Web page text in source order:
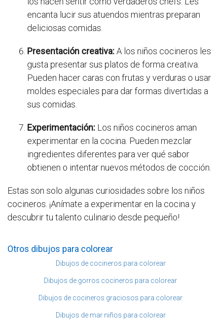
encanta lucir sus atuendos mientras preparan
deliciosas comidas.
Presentación creativa:A los niños cocineros les
gusta presentar sus platos de forma creativa.
Pueden hacer caras con frutas y verduras o usar
moldes especiales para dar formas divertidas a
sus comidas.
Experimentación: Los niños cocineros aman
experimentar en la cocina. Pueden mezclar
ingredientes diferentes para ver qué sabor
obtienen o intentar nuevos métodos de cocción.
Estas son solo algunas curiosidades sobre los niños
cocineros. ¡Anímate a experimentar en la cocina y
descubrir tu talento culinario desde pequeño!
Otros dibujos para colorear
Dibujos de cocineros para colorear
Dibujos de gorros cocineros para colorear
Dibujos de cocineros graciosos para colorear
Dibujos de mar niños para colorear